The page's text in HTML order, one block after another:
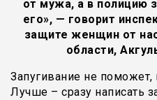
от мужа, а в полицию
его», — говорит
защите женщин от
области,
Запугивание не поможет,
Лучше – сразу написать